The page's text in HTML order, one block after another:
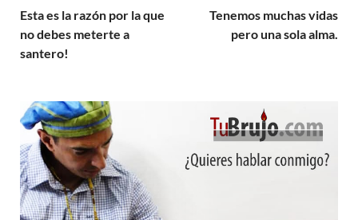
Esta es la razón por la que
no debes meterte a
santero!
Tenemos muchas vidas
pero una sola alma.